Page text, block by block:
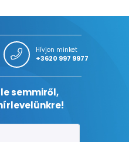
Hívjon minket
+3620 997 9977
semmiről,